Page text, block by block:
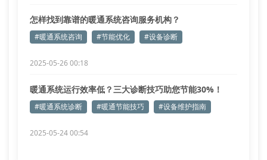
怎样找到靠谱的暖通系统咨询服务机构？
#暖通系统咨询 #节能优化 #设备诊断
2025-05-26 00:18
暖通系统运行效率低？三大诊断技巧助您节能30%！
#暖通系统诊断 #暖通节能技巧 #设备维护指南
2025-05-24 00:54